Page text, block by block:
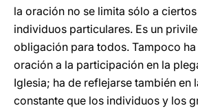
la oración no se limita sólo a
individuos particulares. Es un
obligación para todos. Tampoco
oración a la participación en la
Iglesia; ha de reflejarse también en
constante que los individuos y los